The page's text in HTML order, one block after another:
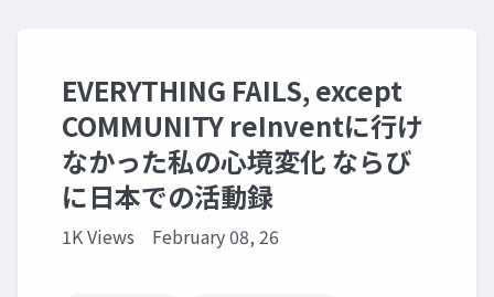
EVERYTHING FAILS, except
COMMUNITY reInventに行け
なかった私の心境変化 ならび
に日本での活動録
1K Views February 08, 26